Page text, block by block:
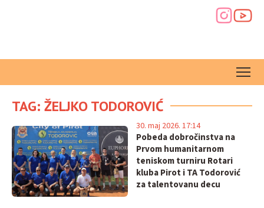
TAG: ŽELJKO TODOROVIĆ
Pobeda dobročinstva na
Prvom humanitarnom
teniskom turniru Rotari
kluba Pirot i TA Todorović
za talentovanu decu
30. maj 2026. 17:14